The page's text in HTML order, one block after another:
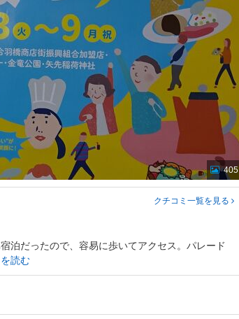
405
クチコミ一覧を見る
泊だったので、容易に歩いてアクセス。パレード
読む